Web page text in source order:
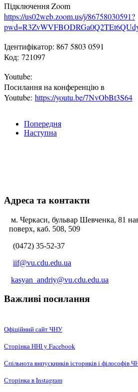
Підключення Zoom
https://us02web.zoom.us/j/86758030591?
Ідентифікатор: 867 5803 0591
Код: 721097
Youtube:
Посилання на конференцію в
Youtube: https://youtu.be/7NvObBt3S64
Попередня
Наступна
Адреса та контакти
м. Черкаси, бульвар Шевченка, 81
поверх, каб. 508, 509
(0472) 35-52-37
iif@vu.cdu.edu.ua
kasyan_andriy@vu.cdu.edu.ua
Важливі посилання
Офіційний сайт ЧНУ
Сторінка ННІ у Facebook
Спільнота випускників істориків і філософів
Сторінка в Instagram